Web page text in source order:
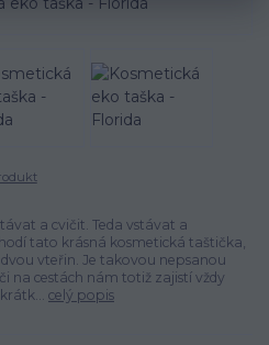
a cvičit. Teda vstávat a
tato krásná kosmetická taštička,
vteřin. Je takovou nepsanou
na cestách nám totiž zajistí vždy
celý popis